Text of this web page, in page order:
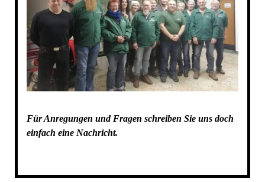
Für Anregungen und Fragen schreiben Sie uns doch
einfach eine Nachricht.